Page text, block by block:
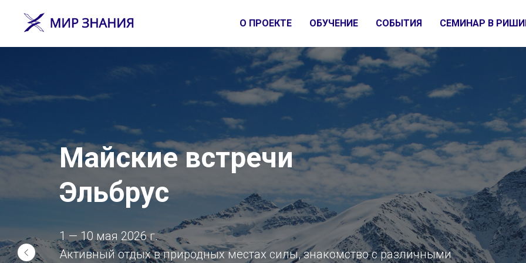
О ПРОЕКТЕ ОБУЧЕНИЕ СОБЫТИЯ СЕМИНАР В
Майские встречи
Эльбрус
1 — 10 мая 2026 г.
Активный отдых в природных местах силы, знакомство с различными